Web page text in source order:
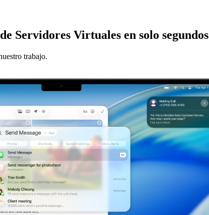
Servidores Virtuales en solo segundos
trabajo.